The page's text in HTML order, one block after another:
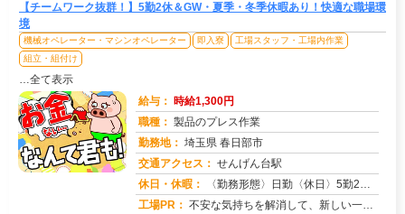
【チームワーク抜群！】5勤2休＆GW・夏季・冬季休暇あり！快適な職場環
境
機械オペレーター・マシンオペレーター 即入寮
工場スタッフ・工場内作業
組立・組付け
…全て表示
給与： 時給1,300円
職種： 製品のプレス作業
勤務地： 埼玉県 春日部市
交通アクセス： せんげん台駅
休日・休暇：
〈勤務形態〉日勤〈休日〉5勤2休★ＧＷ★夏季休暇★冬季休暇★年末年始
工場PR： 不安な気持ちを解消して、新しい一歩を踏み出しましょう！株式会社京栄センターでは、経験・スキルは一切問いません。未経...